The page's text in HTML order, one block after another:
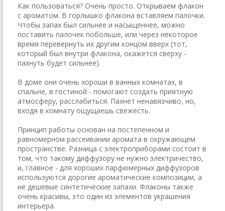
Как пользоваться? Очень просто. Открываем флакон
с ароматом. В горлышко флакона вставляем палочки.
Чтобы запах был сильнее и насыщеннее, можно
поставить палочек побольше, или через некоторое
время перевернуть их другим концом вверх (тот,
который был внутри флакона, окажется сверху -
пахнуть будет сильнее).
В доме они очень хороши в ванных комнатах, в
спальне, в гостиной - помогают создать приятную
атмосферу, расслабиться. Пахнет ненавязчиво, но,
входя в комнату ощущаешь свежесть.
Принцип работы основан на постепенном и
равномерном рассеивании аромата в окружающем
пространстве. Разница с электроприборами состоит в
том, что такому диффузору не нужно электричество,
и, главное - для хороших парфюмерных диффузоров
используются дорогие ароматические композиции, а
не дешевые синтетические запахи. Флаконы также
очень красивы, это один из элементов украшения
интерьера.